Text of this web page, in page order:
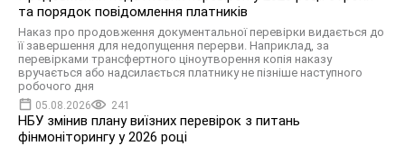
та порядок повідомлення платників
Наказ про продовження документальної перевірки видається до
її завершення для недопущення перерви. Наприклад, за
перевірками трансфертного ціноутворення копія наказу
вручається або надсилається платнику не пізніше наступного
робочого дня
05.08.2026 241
НБУ змінив плану виїзних перевірок з питань
фінмоніторингу у 2026 році